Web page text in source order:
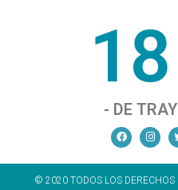
18
- DE
© 2020 TODOS LOS DERECHOS